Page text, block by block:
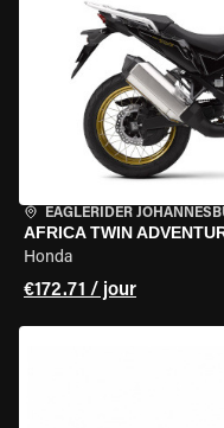
EAGLERIDER
AFRICA TWIN
Honda
€172.71 / jour